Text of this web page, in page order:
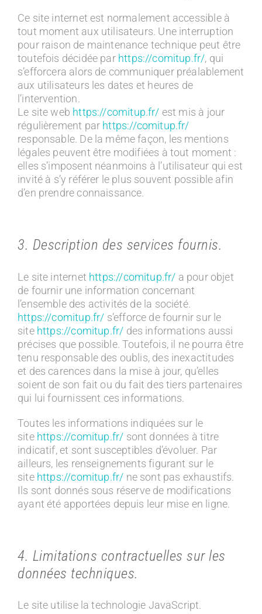
Ce site internet est normalement accessible à
tout moment aux utilisateurs. Une interruption
pour raison de maintenance technique peut être
toutefois décidée par https://comitup.fr/, qui
s’efforcera alors de communiquer préalablement
aux utilisateurs les dates et heures de
l’intervention.
Le site web https://comitup.fr/ est mis à jour
régulièrement par https://comitup.fr/
responsable. De la même façon, les mentions
légales peuvent être modifiées à tout moment :
elles s’imposent néanmoins à l’utilisateur qui est
invité à s’y référer le plus souvent possible afin
d’en prendre connaissance.
3. Description des services fournis.
Le site internet https://comitup.fr/ a pour objet
de fournir une information concernant
l’ensemble des activités de la société.
https://comitup.fr/ s’efforce de fournir sur le
site https://comitup.fr/ des informations aussi
précises que possible. Toutefois, il ne pourra être
tenu responsable des oublis, des inexactitudes
et des carences dans la mise à jour, qu’elles
soient de son fait ou du fait des tiers partenaires
qui lui fournissent ces informations.
Toutes les informations indiquées sur le
site https://comitup.fr/ sont données à titre
indicatif, et sont susceptibles d’évoluer. Par
ailleurs, les renseignements figurant sur le
site https://comitup.fr/ ne sont pas exhaustifs.
Ils sont donnés sous réserve de modifications
ayant été apportées depuis leur mise en ligne.
4. Limitations contractuelles sur les
données techniques.
Le site utilise la technologie JavaScript.